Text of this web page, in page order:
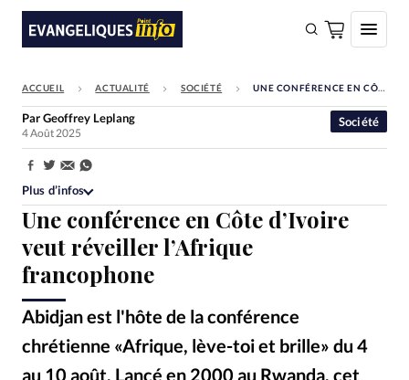
FAIRE UN DON
Faire un don
Eglises
Société
Bible
Toute l'actualité
Se connecter
ACCUEIL ACTUALITÉ SOCIÉTÉ UNE CONFÉRENCE EN CÔTE D’IVOIRE VEUT RÉVEILLER L’AFRIQUE FRANCOPHONE
Une conférence en Côte d’Ivoire
veut réveiller l’Afrique
francophone
Abidjan est l'hôte de la conférence
chrétienne «Afrique, lève-toi et brille» du 4
au 10 août. Lancé en 2000 au Rwanda, cet
Société
ParGeoffrey Leplang
4 Août 2025
Partager:
Plus d’infos